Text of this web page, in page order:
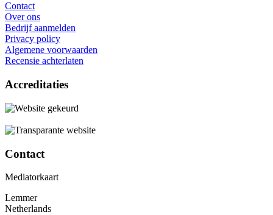
Contact
Over ons
Bedrijf aanmelden
Privacy policy
Algemene voorwaarden
Recensie achterlaten
Accreditaties
Contact
Mediatorkaart
Lemmer
Netherlands